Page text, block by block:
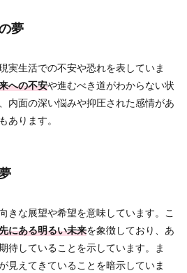
夢
実生活での不安や恐れを表していま
への不安や進むべき道がわからない状
内面の深い悩みや抑圧された感情があ
あります。
きな展望や希望を意味しています。こ
にある明るい未来を象徴しており、あ
待していることを示しています。ま
見えてきていることを暗示していま